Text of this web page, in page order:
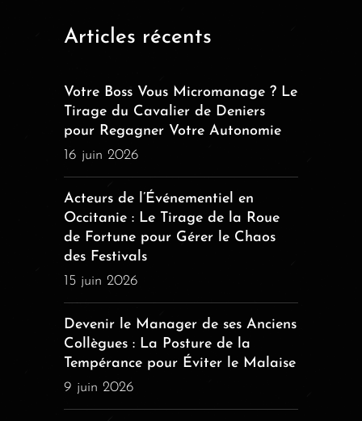
Articles récents
Votre Boss Vous Micromanage ? Le
Tirage du Cavalier de Deniers
pour Regagner Votre Autonomie
16 juin 2026
Acteurs de l’Événementiel en
Occitanie : Le Tirage de la Roue
de Fortune pour Gérer le Chaos
des Festivals
15 juin 2026
Devenir le Manager de ses Anciens
Collègues : La Posture de la
Tempérance pour Éviter le Malaise
9 juin 2026